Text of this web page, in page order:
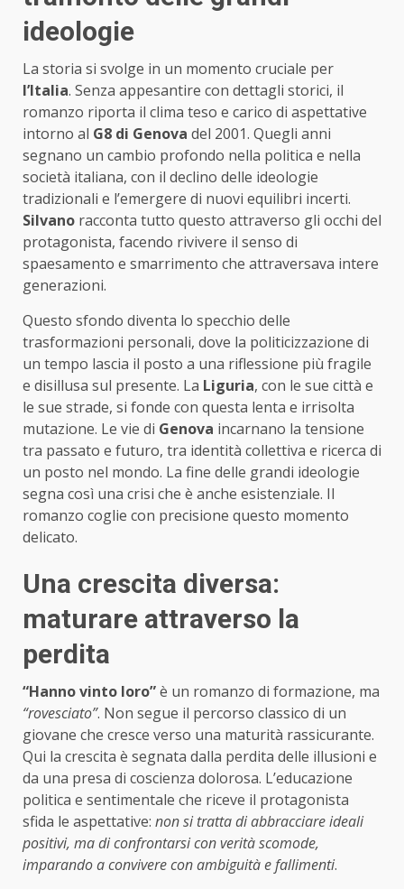
ideologie
La storia si svolge in un momento cruciale per
l’Italia. Senza appesantire con dettagli storici, il
romanzo riporta il clima teso e carico di aspettative
intorno al G8 di Genova del 2001. Quegli anni
segnano un cambio profondo nella politica e nella
società italiana, con il declino delle ideologie
tradizionali e l’emergere di nuovi equilibri incerti.
Silvano racconta tutto questo attraverso gli occhi del
protagonista, facendo rivivere il senso di
spaesamento e smarrimento che attraversava intere
generazioni.
Questo sfondo diventa lo specchio delle
trasformazioni personali, dove la politicizzazione di
un tempo lascia il posto a una riflessione più fragile
e disillusa sul presente. La Liguria, con le sue città e
le sue strade, si fonde con questa lenta e irrisolta
mutazione. Le vie di Genova incarnano la tensione
tra passato e futuro, tra identità collettiva e ricerca di
un posto nel mondo. La fine delle grandi ideologie
segna così una crisi che è anche esistenziale. Il
romanzo coglie con precisione questo momento
delicato.
Una crescita diversa:
maturare attraverso la
perdita
“Hanno vinto loro”è un romanzo di formazione, ma
“rovesciato”. Non segue il percorso classico di un
giovane che cresce verso una maturità rassicurante.
Qui la crescita è segnata dalla perdita delle illusioni e
da una presa di coscienza dolorosa. L’educazione
politica e sentimentale che riceve il protagonista
sfida le aspettative: non si tratta di abbracciare ideali
positivi, ma di confrontarsi con verità scomode,
imparando a convivere con ambiguità e fallimenti.